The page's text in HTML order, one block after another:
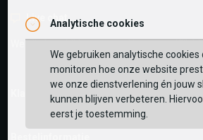
Live chat
Klantenservice
Analytische cookies
We gebruiken analytische cookies
monitoren hoe onze website
we onze dienstverlening én jouw
kunnen blijven verbeteren.
eerst je toestemming.